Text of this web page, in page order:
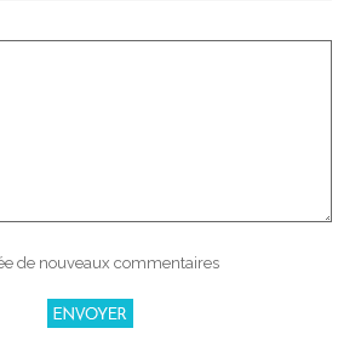
de nouveaux commentaires